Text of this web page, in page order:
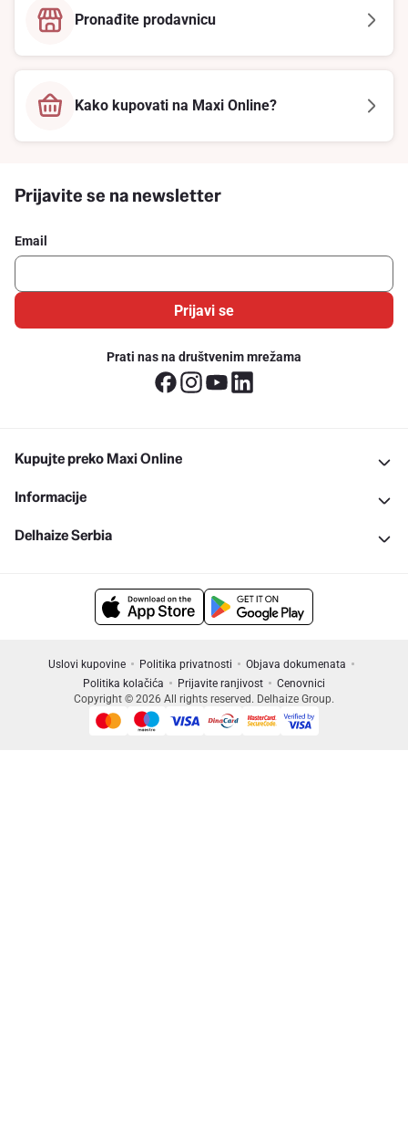
Pronađite prodavnicu
Kako kupovati na Maxi Online?
Prijavite se na newsletter
Email
Prijavi se
Prati nas na društvenim mrežama
Kupujte preko Maxi Online
Informacije
Delhaize Serbia
Uslovi kupovine Politika privatnosti
Objava dokumenata
Politika kolačića
Prijavite ranjivost
Cenovnici
Copyright © 2026 All rights reserved. Delhaize Group.